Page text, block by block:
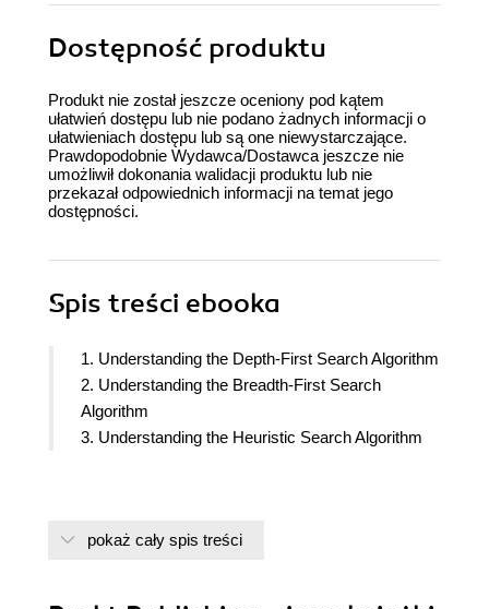
Dostępność produktu
Produkt nie został jeszcze oceniony pod kątem
ułatwień dostępu lub nie podano żadnych informacji o
ułatwieniach dostępu lub są one niewystarczające.
Prawdopodobnie Wydawca/Dostawca jeszcze nie
umożliwił dokonania walidacji produktu lub nie
przekazał odpowiednich informacji na temat jego
dostępności.
Spis treści ebooka
1. Understanding the Depth-First Search Algorithm
2. Understanding the Breadth-First Search
Algorithm
3. Understanding the Heuristic Search Algorithm
pokaż cały spis treści